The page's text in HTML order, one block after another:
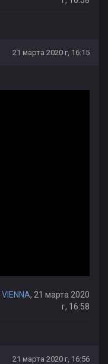
21 марта 2020 г, 16:15
VIENNA, 21 марта 2020
г, 16:58
21 марта 2020 г, 16:56